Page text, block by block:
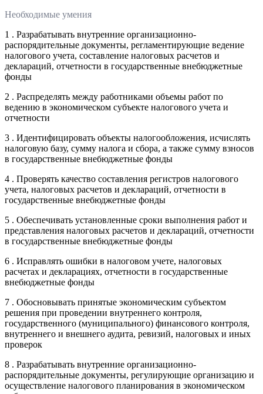
Необходимые умения
1 . Разрабатывать внутренние организационно-
распорядительные документы, регламентирующие ведение
налогового учета, составление налоговых расчетов и
деклараций, отчетности в государственные внебюджетные
фонды
2 . Распределять между работниками объемы работ по
ведению в экономическом субъекте налогового учета и
отчетности
3 . Идентифицировать объекты налогообложения, исчислять
налоговую базу, сумму налога и сбора, а также сумму взносов
в государственные внебюджетные фонды
4 . Проверять качество составления регистров налогового
учета, налоговых расчетов и деклараций, отчетности в
государственные внебюджетные фонды
5 . Обеспечивать установленные сроки выполнения работ и
представления налоговых расчетов и деклараций, отчетности
в государственные внебюджетные фонды
6 . Исправлять ошибки в налоговом учете, налоговых
расчетах и декларациях, отчетности в государственные
внебюджетные фонды
7 . Обосновывать принятые экономическим субъектом
решения при проведении внутреннего контроля,
государственного (муниципального) финансового контроля,
внутреннего и внешнего аудита, ревизий, налоговых и иных
проверок
8 . Разрабатывать внутренние организационно-
распорядительные документы, регулирующие организацию и
осуществление налогового планирования в экономическом